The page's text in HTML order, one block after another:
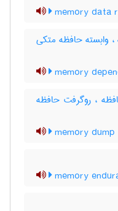
memory data
وابسته حافظه متکی
memory
، روگرفت حافظه
memory dump
memory